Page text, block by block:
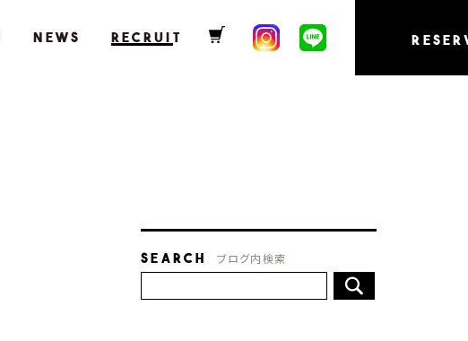
NEWS RECRUIT
Search ブログ内検索